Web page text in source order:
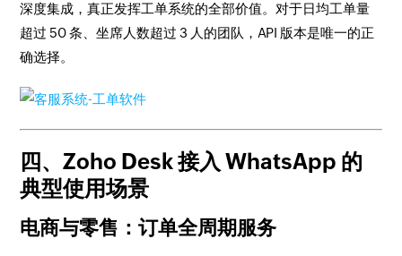
深度集成，真正发挥工单系统的全部价值。对于日均工单量
超过 50 条、坐席人数超过 3 人的团队，API 版本是唯一的正
确选择。
四、Zoho Desk 接入 WhatsApp 的
典型使用场景
电商与零售：订单全周期服务